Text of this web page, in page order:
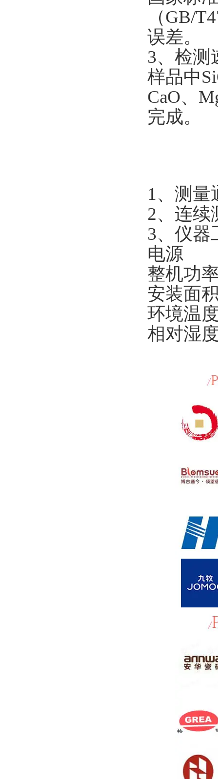
（GB/
误差。
3、检测
样品中
CaO、
完成。
1、测量
2、连续
3、仪器
电源
整机功
安装面
环境温
相对湿